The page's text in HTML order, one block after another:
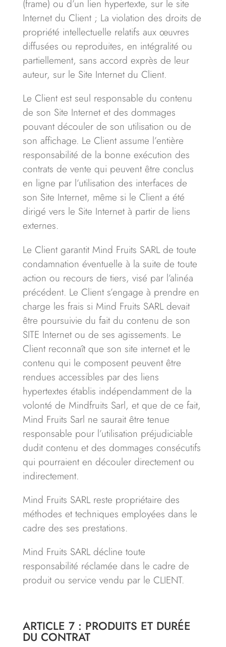
(frame) ou d’un lien hypertexte, sur le site
Internet du Client ; La violation des droits de
propriété intellectuelle relatifs aux œuvres
diffusées ou reproduites, en intégralité ou
partiellement, sans accord exprès de leur
auteur, sur le Site Internet du Client.
Le Client est seul responsable du contenu
de son Site Internet et des dommages
pouvant découler de son utilisation ou de
son affichage. Le Client assume l’entière
responsabilité de la bonne exécution des
contrats de vente qui peuvent être conclus
en ligne par l’utilisation des interfaces de
son Site Internet, même si le Client a été
dirigé vers le Site Internet à partir de liens
externes.
Le Client garantit Mind Fruits SARL de toute
condamnation éventuelle à la suite de toute
action ou recours de tiers, visé par l’alinéa
précédent. Le Client s’engage à prendre en
charge les frais si Mind Fruits SARL devait
être poursuivie du fait du contenu de son
SITE Internet ou de ses agissements. Le
Client reconnaît que son site internet et le
contenu qui le composent peuvent être
rendues accessibles par des liens
hypertextes établis indépendamment de la
volonté de Mindfruits Sarl, et que de ce fait,
Mind Fruits Sarl ne saurait être tenue
responsable pour l’utilisation préjudiciable
dudit contenu et des dommages consécutifs
qui pourraient en découler directement ou
indirectement.
Mind Fruits SARL reste propriétaire des
méthodes et techniques employées dans le
cadre des ses prestations.
Mind Fruits SARL décline toute
responsabilité réclamée dans le cadre de
produit ou service vendu par le CLIENT.
ARTICLE 7 : PRODUITS ET DURÉE
DU CONTRAT